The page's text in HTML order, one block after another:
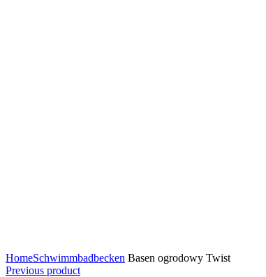
HomeSchwimmbadbecken Basen ogrodowy Twist
Previous product